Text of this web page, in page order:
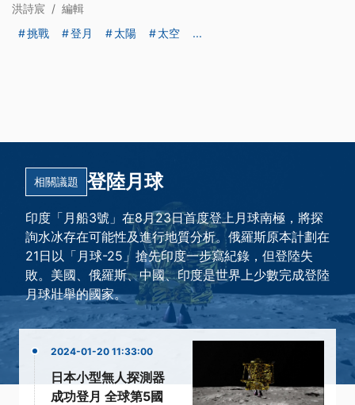
洪詩宸 / 編輯
挑戰
登月 太陽 太空 ...
相關議題 登陸月球
印度「月船3號」在8月23日首度登上月球南極，將探
詢水冰存在可能性及進行地質分析。俄羅斯原本計劃在
21日以「月球-25」搶先印度一步寫紀錄，但登陸失
敗。美國、俄羅斯、中國、印度是世界上少數完成登陸
月球壯舉的國家。
2024-01-20 11:33:00
日本小型無人探測器
成功登月 全球第5國